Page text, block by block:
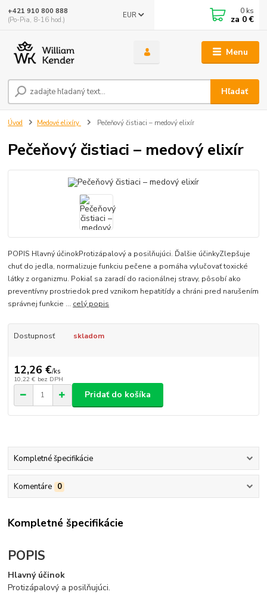
Menu
EUR
Hľadať
+421 910 800 888
(Po-Pia, 8-16 hod.)
0 ks
za 0 €
Úvod Medové elixíry Pečeňový čistiaci – medový elixír
Pečeňový čistiaci – medový elixír
POPIS Hlavný účinokProtizápalový a posilňujúci. Ďalšie účinkyZlepšuje
chuť do jedla, normalizuje funkciu pečene a pomáha vylučovať toxické
látky z organizmu. Pokiaľ sa zaradí do racionálnej stravy, pôsobí ako
preventívny prostriedok pred vznikom hepatitídy a chráni pred narušením
správnej funkcie ... celý popis
Dostupnosť skladom
12,26 €/ks
10,22 € bez DPH
Pridať do košíka
Kompletné špecifikácie
Komentáre 0
Kompletné špecifikácie
POPIS
Hlavný účinok
Protizápalový a posilňujúci.